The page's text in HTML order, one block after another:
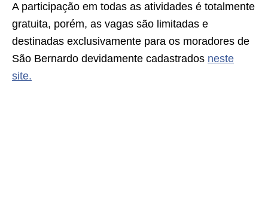
A participação em todas as atividades é totalmente
gratuita, porém, as vagas são limitadas e
destinadas exclusivamente para os moradores de
São Bernardo devidamente cadastrados neste
site.